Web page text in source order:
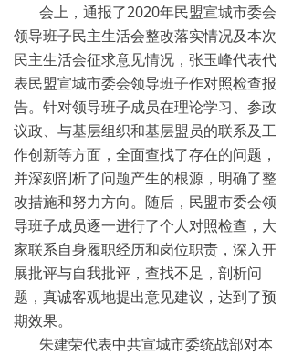
会上，通报了2020年民盟宣城市委会
领导班子民主生活会整改落实情况及本次
民主生活会征求意见情况，张玉峰代表代
表民盟宣城市委会领导班子作对照检查报
告。针对领导班子成员在理论学习、参政
议政、与基层组织和基层盟员的联系及工
作创新等方面，全面查找了存在的问题，
并深刻剖析了问题产生的根源，明确了整
改措施和努力方向。随后，民盟市委会领
导班子成员逐一进行了个人对照检查，大
家联系自身履职经历和岗位职责，深入开
展批评与自我批评，查找不足，剖析问
题，真诚客观地提出意见建议，达到了预
期效果。
朱建荣代表中共宣城市委统战部对本